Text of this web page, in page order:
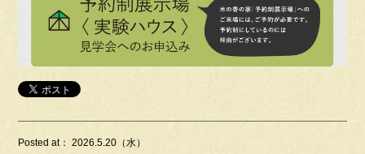
Posted at： 2026.5.20（水）